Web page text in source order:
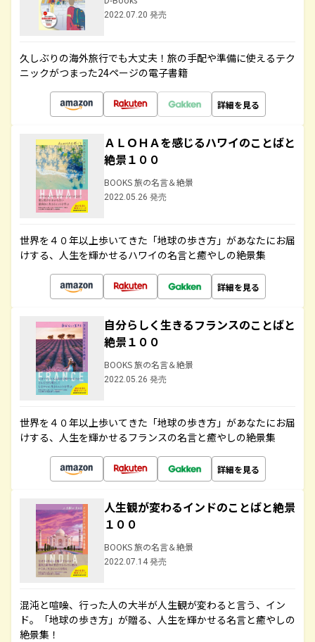
2022.07.20 発売
久しぶりの海外旅行でも大丈夫！旅の手配や準備に使えるテク
ニックがつまった24ページの電子書籍
詳細を見る
ＡＬＯＨＡを感じるハワイのことばと
絶景１００
BOOKS 旅の名言＆絶景
2022.05.26 発売
世界を４０年以上歩いてきた「地球の歩き方」があなたにお届
けする、人生を輝かせるハワイの名言と癒やしの絶景集
詳細を見る
自分らしく生きるフランスのことばと
絶景１００
BOOKS 旅の名言＆絶景
2022.05.26 発売
世界を４０年以上歩いてきた「地球の歩き方」があなたにお届
けする、人生を輝かせるフランスの名言と癒やしの絶景集
詳細を見る
人生観が変わるインドのことばと絶景
１００
BOOKS 旅の名言＆絶景
2022.07.14 発売
混沌と喧噪、行った人の大半が人生観が変わると言う、イン
ド。「地球の歩き方」が贈る、人生を輝かせる名言と癒やしの
絶景集！